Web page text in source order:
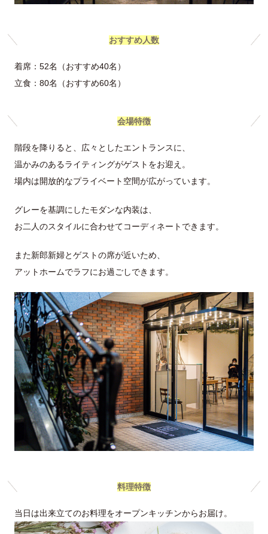
おすすめ人数
着席：52名（おすすめ40名）
立食：80名（おすすめ60名）
会場特徴
階段を降りると、広々としたエントランスに、
温かみのあるライティングがゲストをお迎え。
場内は開放的なプライベート空間が広がっています。
グレーを基調にしたモダンな内装は、
お二人のスタイルに合わせてコーディネートできます。
また新郎新婦とゲストの席が近いため、
アットホームでラフにお過ごしできます。
料理特徴
当日は出来立てのお料理をオープンキッチンからお届け。